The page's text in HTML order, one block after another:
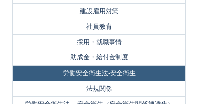
建設雇用対策
社員教育
採用・就職事情
助成金・給付金制度
労働安全衛生法-安全衛生
法規関係